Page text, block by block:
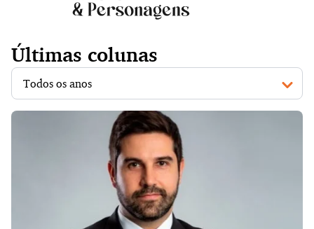
Últimas colunas